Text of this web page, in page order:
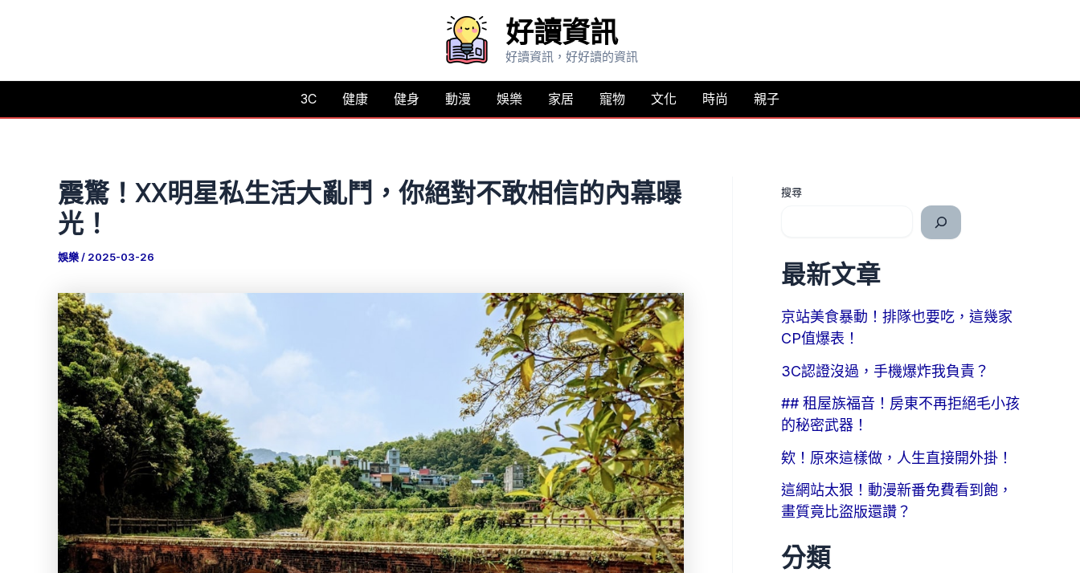
要
好讀資訊
好讀資訊，好好讀的資訊
3C 健康 健身 動漫 娛樂 家居 寵物 文化 時尚 親子
震驚！XX明星私生活大亂鬥，你絕對不敢相信的內幕曝
光！
娛樂/ 2025-03-26
搜尋
最新文章
京站美食暴動！排隊也要吃，這幾家
CP值爆表！
3C認證沒過，手機爆炸我負責？
## 租屋族福音！房東不再拒絕毛小孩
的秘密武器！
欸！原來這樣做，人生直接開外掛！
這網站太狠！動漫新番免費看到飽，
畫質竟比盜版還讚？
分類